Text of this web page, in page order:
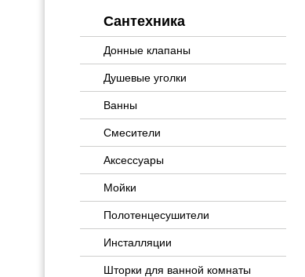
Сантехника
Донные клапаны
Душевые уголки
Ванны
Смесители
Аксессуары
Мойки
Полотенцесушители
Инсталляции
Шторки для ванной комнаты